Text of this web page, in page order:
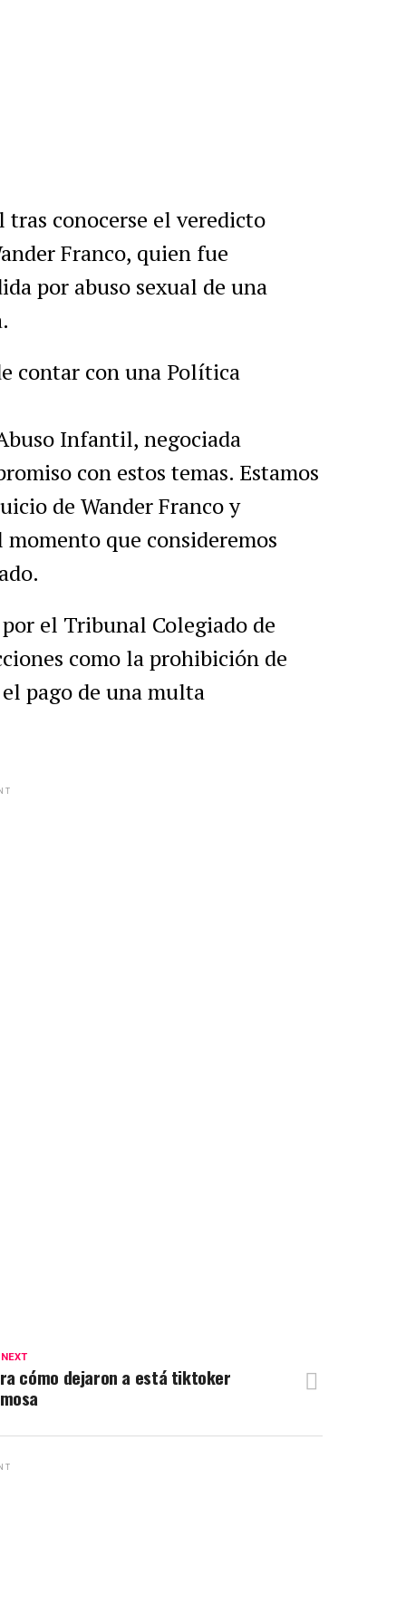
conocerse el veredicto
Franco, quien fue
por abuso sexual de una
contar con una Política
Infantil, negociada
con estos temas. Estamos
de Wander Franco y
que consideremos
el Tribunal Colegiado de
como la prohibición de
pago de una multa
cómo dejaron a está tiktoker